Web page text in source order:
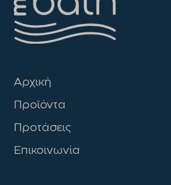
Αρχική
Προϊόντα
Προτάσεις
Επικοινωνία